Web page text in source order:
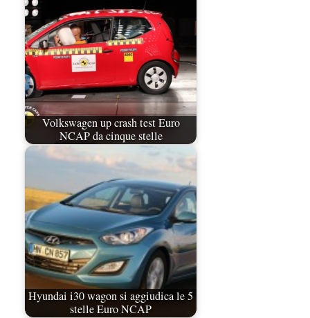
Volkswagen up crash test Euro
NCAP da cinque stelle
Hyundai i30 wagon si aggiudica le 5
stelle Euro NCAP